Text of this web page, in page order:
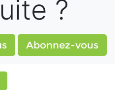
?
Abonnez-vous